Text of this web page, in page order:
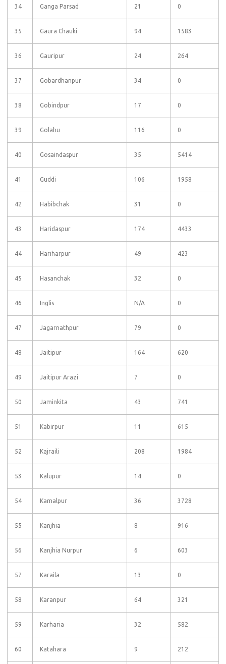
34 Ganga Parsad 21 0
35 Gaura Chauki 94 1583
36 Gauripur 24 264
37 Gobardhanpur 34 0
38 Gobindpur 17 0
39 Golahu 116 0
40 Gosaindaspur 35 5414
41 Guddi 106 1958
42 Habibchak 31 0
43 Haridaspur 174 4433
44 Hariharpur 49 423
45 Hasanchak 32 0
46 Inglis N/A 0
47 Jagarnathpur 79 0
48 Jaitipur 164 620
49 Jaitipur Arazi 7 0
50 Jaminkita 43 741
51 Kabirpur 11 615
52 Kajraili 208 1984
53 Kalupur 14 0
54 Kamalpur 36 3728
55 Kanjhia 8 916
56 Kanjhia Nurpur 6 603
57 Karaila 13 0
58 Karanpur 64 321
59 Karharia 32 582
60 Katahara 9 212